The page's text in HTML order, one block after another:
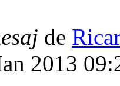
de
2013